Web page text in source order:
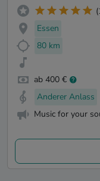
Essen
80 km
ab 400 €
Anderer Anlass
Music for your